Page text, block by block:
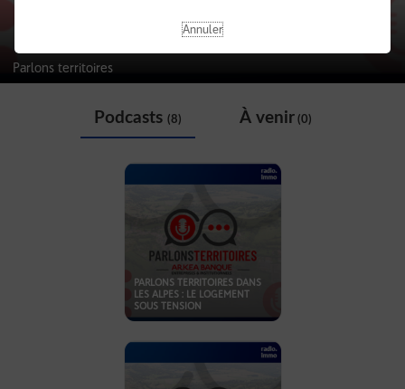
Parlons territoires
Podcasts (8) À venir(0)
PARLONS TERRITOIRES DANS
LES ALPES : LE LOGEMENT
SOUS TENSION
Annuler